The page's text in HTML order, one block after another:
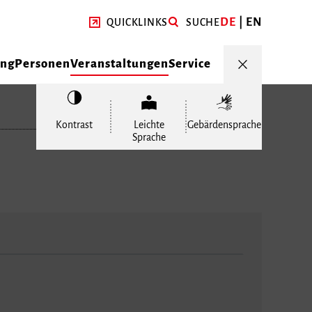
QUICKLINKS SUCHEDE EN
PersonenVeranstaltungenService
Kontrast
Leichte
Sprache
Gebärdensprache